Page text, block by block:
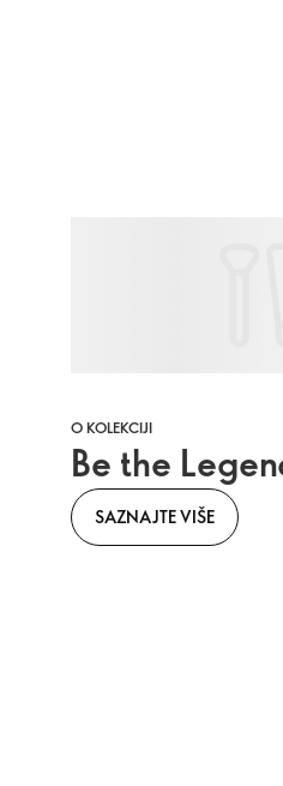
O KOLEKCIJI
Be the
SAZNAJTE VIŠE